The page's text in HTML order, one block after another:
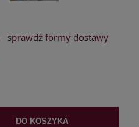
sprawdź formy dostawy
DO KOSZYKA